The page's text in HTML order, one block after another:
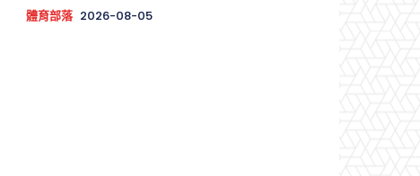
體育部落 2026-08-05